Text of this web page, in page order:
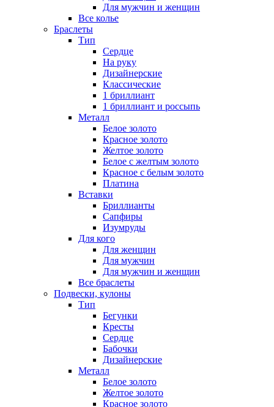
Для мужчин и женщин
Все колье
Браслеты
Тип
Сердце
На руку
Дизайнерские
Классические
1 бриллиант
1 бриллиант и россыпь
Металл
Белое золото
Красное золото
Желтое золото
Белое с желтым золото
Красное с белым золото
Платина
Вставки
Бриллианты
Сапфиры
Изумруды
Для кого
Для женщин
Для мужчин
Для мужчин и женщин
Все браслеты
Подвески, кулоны
Тип
Бегунки
Кресты
Сердце
Бабочки
Дизайнерские
Металл
Белое золото
Желтое золото
Красное золото